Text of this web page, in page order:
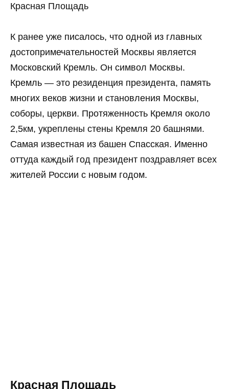
Красная Площадь
К ранее уже писалось, что одной из главных
достопримечательностей Москвы является
Московский Кремль. Он символ Москвы.
Кремль — это резиденция президента, память
многих веков жизни и становления Москвы,
соборы, церкви. Протяженность Кремля около
2,5км, укреплены стены Кремля 20 башнями.
Самая известная из башен Спасская. Именно
оттуда каждый год президент поздравляет всех
жителей России с новым годом.
Красная Площадь